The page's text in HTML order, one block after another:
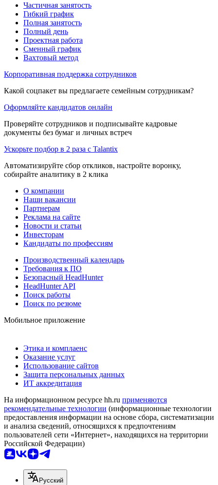
Частичная занятость
Гибкий график
Полная занятость
Полный день
Проектная работа
Сменный график
Вахтовый метод
Корпоративная поддержка сотрудников
Какой соцпакет вы предлагаете семейным сотрудникам?
Оформляйте кандидатов онлайн
Проверяйте сотрудников и подписывайте кадровые
документы без бумаг и личных встреч
Ускорьте подбор в 2 раза с Talantix
Автоматизируйте сбор откликов, настройте воронку,
собирайте аналитику в 2 клика
О компании
Наши вакансии
Партнерам
Реклама на сайте
Новости и статьи
Инвесторам
Кандидаты по профессиям
Производственный календарь
Требования к ПО
Безопасный HeadHunter
HeadHunter API
Поиск работы
Поиск по резюме
Мобильное приложение
Этика и комплаенс
Оказание услуг
Использование сайтов
Защита персональных данных
ИТ аккредитация
На информационном ресурсе hh.ru применяются
рекомендательные технологии (информационные технологии
предоставления информации на основе сбора, систематизации
и анализа сведений, относящихся к предпочтениям
пользователей сети «Интернет», находящихся на территории
Российской Федерации)
Русский